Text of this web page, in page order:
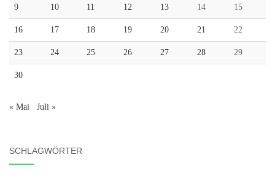
9 10 11 12 13 14 15
16 17 18 19 20 21 22
23 24 25 26 27 28 29
30
« Mai Juli »
SCHLAGWÖRTER